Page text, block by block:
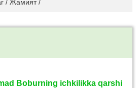
/ Жамият /
Boburning ichkilikka qarshi